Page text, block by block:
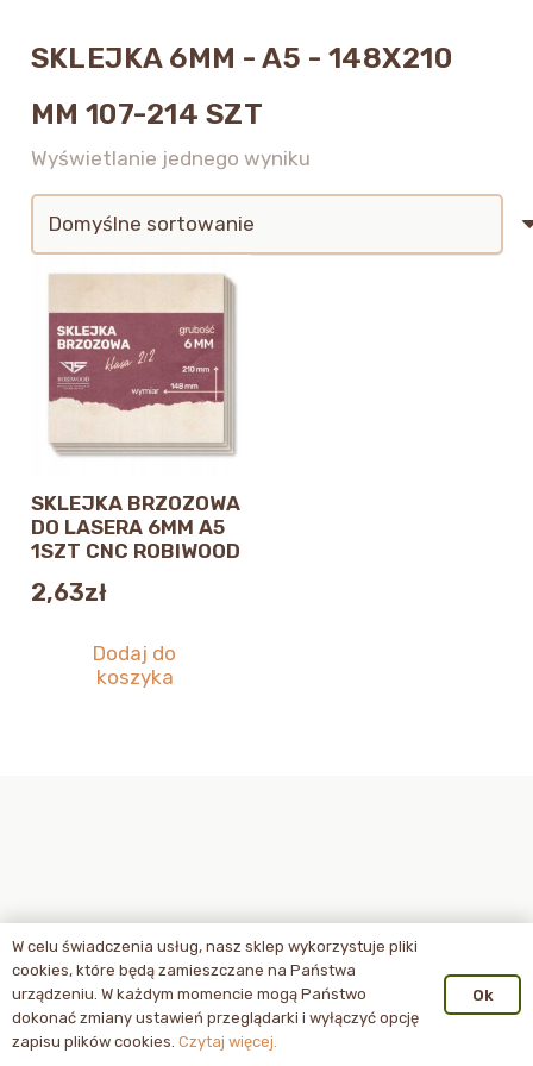
SKLEJKA 6MM - A5 - 148X210
MM 107-214 SZT
Wyświetlanie jednego wyniku
SKLEJKA BRZOZOWA
DO LASERA 6MM A5
1SZT CNC ROBIWOOD
2,63zł
Dodaj do
koszyka
W celu świadczenia usług, nasz sklep wykorzystuje pliki
cookies, które będą zamieszczane na Państwa
urządzeniu. W każdym momencie mogą Państwo
dokonać zmiany ustawień przeglądarki i wyłączyć opcję
zapisu plików cookies. Czytaj więcej.
Ok